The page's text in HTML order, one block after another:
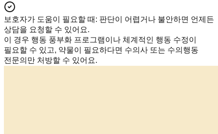
보호자가 도움이 필요할 때 : 판단이 어렵거나 불안하면 언제든
상담을 요청할 수 있어요.
이 경우 행동 풍부화 프로그램이나 체계적인 행동 수정이
필요할 수 있고, 약물이 필요하다면 수의사 또는 수의행동
전문의만 처방할 수 있어요.